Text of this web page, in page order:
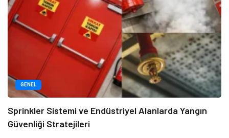
GENEL
Sprinkler Sistemi ve Endüstriyel Alanlarda Yangın
Güvenliği Stratejileri